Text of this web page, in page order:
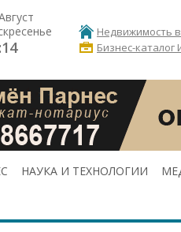
Недвижимость
Бизнес-каталог
НАУКА И ТЕХНОЛОГИИ